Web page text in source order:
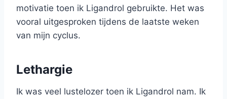
motivatie toen ik Ligandrol gebruikte. Het was
vooral uitgesproken tijdens de laatste weken
van mijn cyclus.
Lethargie
Ik was veel lustelozer toen ik Ligandrol nam. Ik